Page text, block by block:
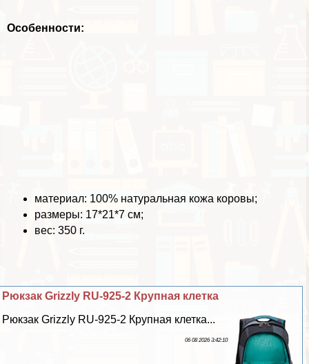
Особенности:
материал: 100% натуральная кожа коровы;
размеры: 17*21*7 см;
вес: 350 г.
Рюкзак Grizzly RU-925-2 Крупная клетка
Рюкзак Grizzly RU-925-2 Крупная клетка...
06 08 2026 3:42:10